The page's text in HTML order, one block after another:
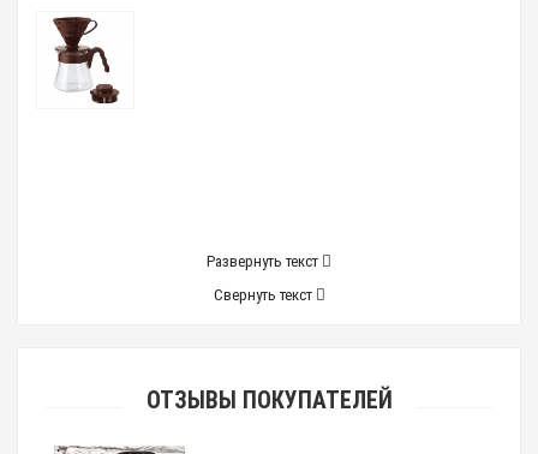
Развернуть текст
Свернуть текст
ОТЗЫВЫ ПОКУПАТЕЛЕЙ